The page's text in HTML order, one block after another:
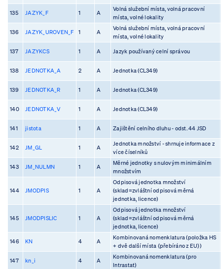
135 JAZYK_F 1 A
Volná služební místa, volná pracovní
místa, volné lokality
136 JAZYK_UROVEN_F 1 A
Volná služební místa, volná pracovní
místa, volné lokality
137 JAZYKCS 1 A Jazyk používaný celní správou
138 JEDNOTKA_A 2 A Jednotka (CL349)
139 JEDNOTKA_R 1 A Jednotka (CL349)
140 JEDNOTKA_V 1 A Jednotka (CL349)
141 jistota 1 A Zajištění celního dluhu - odst. 44 JSD
142 JM_GL 1 A
Jednotka množství - shrnuje informace z
více číselníků
143 JM_NULMN 1 A
Měrné jednotky s nulovým minimálním
množstvím
144 JMODPIS 1 A
Odpisová jednotka množství
(sklad=zvláštní odpisová měrná
jednotka, licence)
145 JMODPISLIC 1 A
Odpisová jednotka množství
(sklad=zvláštní odpisová měrná
jednotka, licence)
146 KN 4 A
Kombinovaná nomenklatura (položka HS
+ dvě další místa {přebíráno z EU})
147 kn_i 4 A
Kombinovaná nomenklatura (pro
Intrastat)